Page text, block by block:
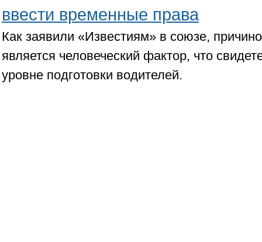
ввести временные права
Как заявили «Известиям» в союзе,
является человеческий фактор, что
уровне подготовки водителей.